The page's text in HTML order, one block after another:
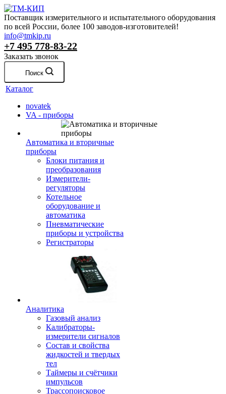
Поставщик измерительного и испытательного оборудования
по всей России, более 100 заводов-изготовителей!
info@tmkip.ru
+7 495 778-83-22
Заказать звонок
Поиск
Каталог
novatek
VA - приборы
Автоматика и вторичные
приборы
Блоки питания и
преобразования
Измерители-
регуляторы
Котельное
оборудование и
автоматика
Пневматические
приборы и устройства
Регистраторы
Аналитика
Газовый анализ
Калибраторы-
измерители сигналов
Состав и свойства
жидкостей и твердых
тел
Таймеры и счётчики
импульсов
Трассопоисковое